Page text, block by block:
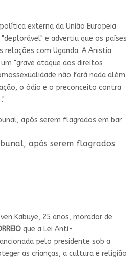
externa da União Europeia
e advertiu que os países
relações com Uganda. A Anistia
"grave ataque aos direitos
não fará nada além
o ódio e o preconceito contra
após serem flagrados
Kabuye, 25 anos, morador de
que a Lei Anti-
pelo presidente sob a
as crianças, a cultura e religião